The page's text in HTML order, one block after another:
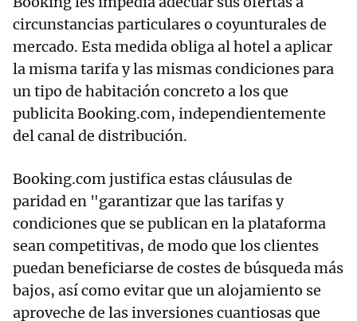
circunstancias particulares o coyunturales de
mercado. Esta medida obliga al hotel a aplicar
la misma tarifa y las mismas condiciones para
un tipo de habitación concreto a los que
publicita Booking.com, independientemente
del canal de distribución.
Booking.com justifica estas cláusulas de
paridad en "garantizar que las tarifas y
condiciones que se publican en la plataforma
sean competitivas, de modo que los clientes
puedan beneficiarse de costes de búsqueda más
bajos, así como evitar que un alojamiento se
aproveche de las inversiones cuantiosas que